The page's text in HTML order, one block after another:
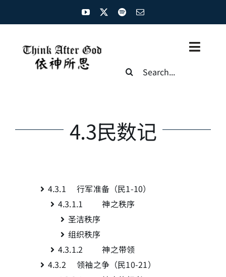
Search
4.3民数记
4.3.1 行军准备（民1-10）
4.3.1.1 神之秩序
圣洁秩序
组织秩序
4.3.1.2 神之带领
4.3.2 领袖之争（民10-21）